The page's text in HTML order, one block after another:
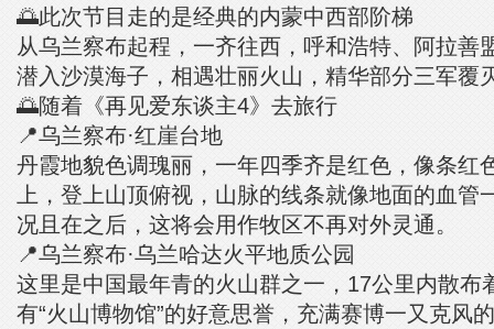
🌅此次节目走的是经典的内蒙中西部阶梯
从乌兰察布起程，一齐往西，呼和浩特、阿拉善
潜入沙漠海子，相遇壮丽火山，精华部分三军覆
🌅随着《再见爱东谈主4》去旅行
📍乌兰察布·红崖台地
丹霞地貌色调瑰丽，一年四季齐是红色，像条红
上，登上山顶俯视，山脉的线条就像地面的血管
况且在之后，这将会用作牧区不再对外灵通。
📍乌兰察布·乌兰哈达火平地质公园
这里是中国最年青的火山群之一，17公里内散布
有“火山博物馆”的好意思誉，充满赛博一又克风